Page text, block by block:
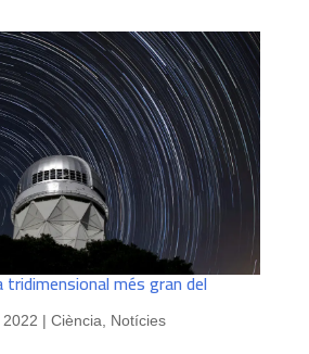
tridimensional més gran del
| Ciència, Notícies